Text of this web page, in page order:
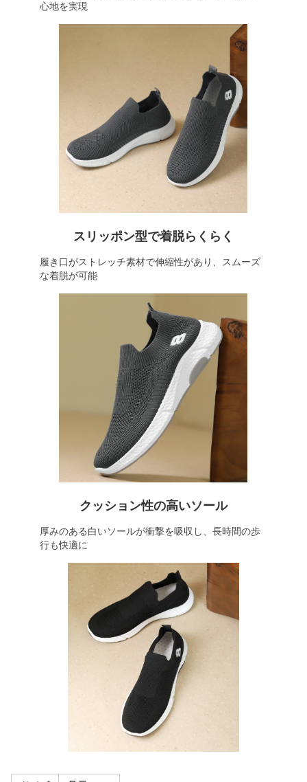
心地を実現
スリッポン型で着脱らくらく
履き口がストレッチ素材で伸縮性があり、スムーズ
な着脱が可能
クッション性の高いソール
厚みのある白いソールが衝撃を吸収し、長時間の歩
行も快適に